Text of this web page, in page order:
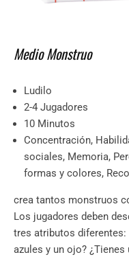
Medio Monstruo
Ludilo
2-4 Jugadores
10 Minutos
Concentración,
sociales, Memoria,
formas y colores,
crea tantos monstruos
Los jugadores deben
tres atributos
azules y un ojo?